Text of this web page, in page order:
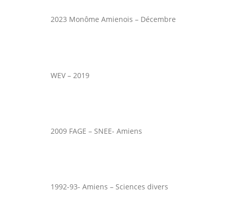
2023 Monôme Amienois – Décembre
WEV – 2019
2009 FAGE – SNEE- Amiens
1992-93- Amiens – Sciences divers